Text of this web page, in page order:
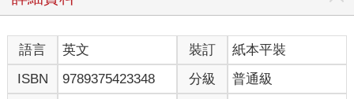
語言 英文 裝訂
紙本平裝
ISBN
9789375423348 分級 普通級